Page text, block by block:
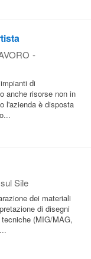
-
di
anche risorse non in
l'azienda è disposta
Sile
dei materiali
di disegni
(MIG/MAG,